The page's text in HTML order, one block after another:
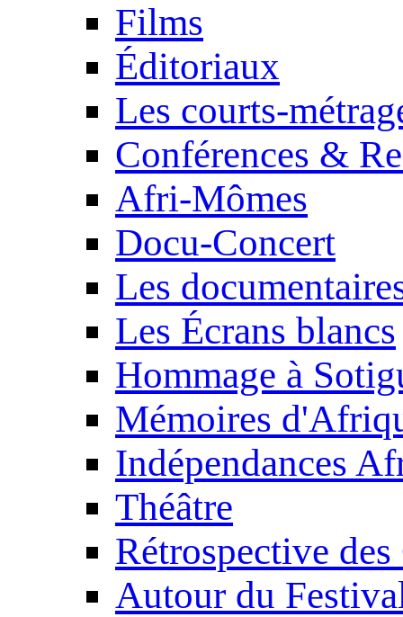
Films
Éditoriaux
Les courts-
Conférences &
Afri-Mômes
Docu-Concert
Les
Les Écrans blancs
Hommage à
Mémoires
Indépendances
Théâtre
Rétrospective
Autour du